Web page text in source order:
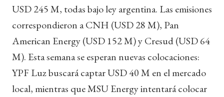
USD 245 M, todas bajo ley argentina. Las emisiones
correspondieron a CNH (USD 28 M), Pan
American Energy (USD 152 M) y Cresud (USD 64
M). Esta semana se esperan nuevas colocaciones:
YPF Luz buscará captar USD 40 M en el mercado
local, mientras que MSU Energy intentará colocar